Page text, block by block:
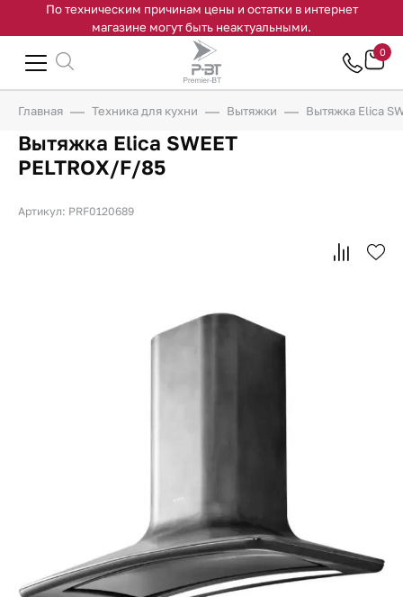
По техническим причинам цены и остатки в интернет
магазине могут быть неактуальными.
0
Главная Техника для кухни Вытяжки Вытяжка Elica
Вытяжка Elica SWEET
PELTROX/F/85
Артикул: PRF0120689